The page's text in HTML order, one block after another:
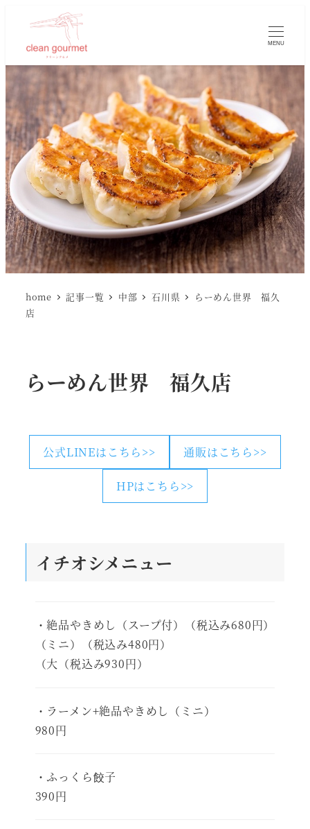
MENU
home 記事一覧 中部 石川県
らーめん世界 福久
店
らーめん世界 福久店
公式LINEはこちら>> 通販はこちら>>
HPはこちら>>
イチオシメニュー
・絶品やきめし（スープ付）（税込み680円）
（ミニ）（税込み480円）
（大（税込み930円）
・ラーメン+絶品やきめし（ミニ）
980円
・ふっくら餃子
390円